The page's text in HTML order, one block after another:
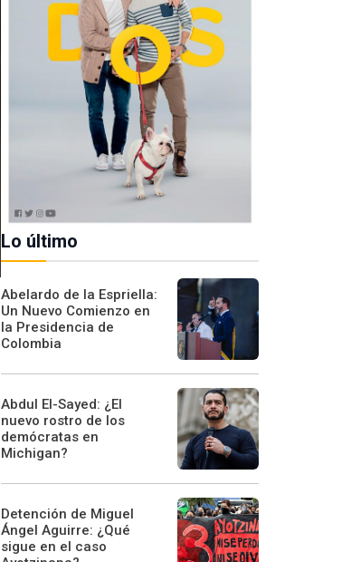
Lo último
Abelardo de la Espriella:
Un Nuevo Comienzo en
la Presidencia de
Colombia
Abdul El-Sayed: ¿El
nuevo rostro de los
demócratas en
Michigan?
Detención de Miguel
Ángel Aguirre: ¿Qué
sigue en el caso